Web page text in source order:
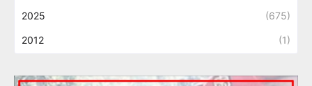
2025 (675)
2012 (1)